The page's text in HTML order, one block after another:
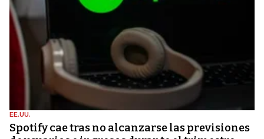
EE.UU.
Spotify cae tras no alcanzarse las previsiones